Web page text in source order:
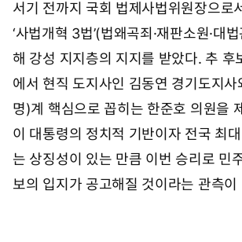
서기 전까지 국회 법제사법위원장으로
‘사법개혁 3법’(법왜곡죄·재판소원·대
해 강성 지지층의 지지를 받았다. 추 후
에서 현직 도지사인 김동연 경기도지사
명)계 핵심으로 꼽히는 한준호 의원을
이 대통령의 정치적 기반이자 전국 최
는 상징성이 있는 만큼 이번 승리로 민
보의 입지가 공고해질 것이라는 관측이